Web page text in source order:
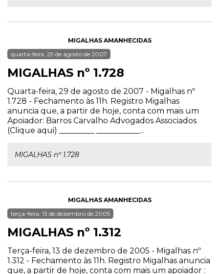
MIGALHAS AMANHECIDAS
quarta-feira, 29 de agosto de 2007
MIGALHAS nº 1.728
Quarta-feira, 29 de agosto de 2007 - Migalhas nº
1.728 - Fechamento às 11h. Registro Migalhas
anuncia que, a partir de hoje, conta com mais um
Apoiador: Barros Carvalho Advogados Associados
(Clique aqui) _________ ___________...
MIGALHAS nº 1.728
MIGALHAS AMANHECIDAS
terça-feira, 13 de dezembro de 2005
MIGALHAS nº 1.312
Terça-feira, 13 de dezembro de 2005 - Migalhas nº
1.312 - Fechamento às 11h. Registro Migalhas anuncia
que, a partir de hoje, conta com mais um apoiador :